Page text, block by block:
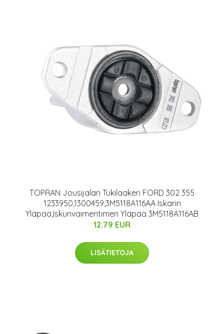
TOPRAN Jousijalan Tukilaakeri FORD 302 355
1233950,1300459,3M5118A116AA Iskarin
Yläpää,Iskunvaimentimen Yläpää 3M5118A116AB
12.79 EUR
LISÄTIETOJA